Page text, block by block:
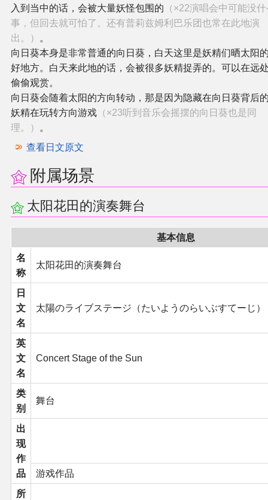
入到当中的话，会被大量妖怪包围的 （×22演唱会中可能没
事，但回去就可怕了。还有普莉兹姆利巴乐团也常在此地演
出。）
。
向日葵本身是非常普通的向日葵，白天这里是妖精们晒太阳
好地方。白天来此地的话，会被很多妖精捉弄的。可以在远
偷偷观赏。
向日葵会随着太阳的方向转动，那是因为隐藏在向日葵背后
妖精在玩转方向游戏 （×23听到音乐会摇摆的向日葵也是同
理。）
。
查看日文原文
附属场景
太阳花田的演奏舞台
基本信息
名
称
太阳花田的演奏舞台
日
文
名
太陽のライブステージ（たいようのらいぶすてーじ）
英
文
名
Concert Stage of the Sun
类
别
舞台
出
现
作
品
游戏作品
所